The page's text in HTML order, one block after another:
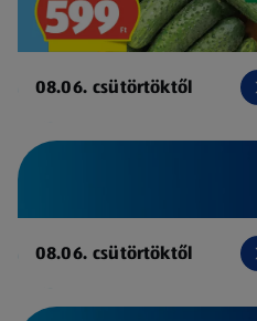
08.06. csütörtöktől
08.06. csütörtöktől